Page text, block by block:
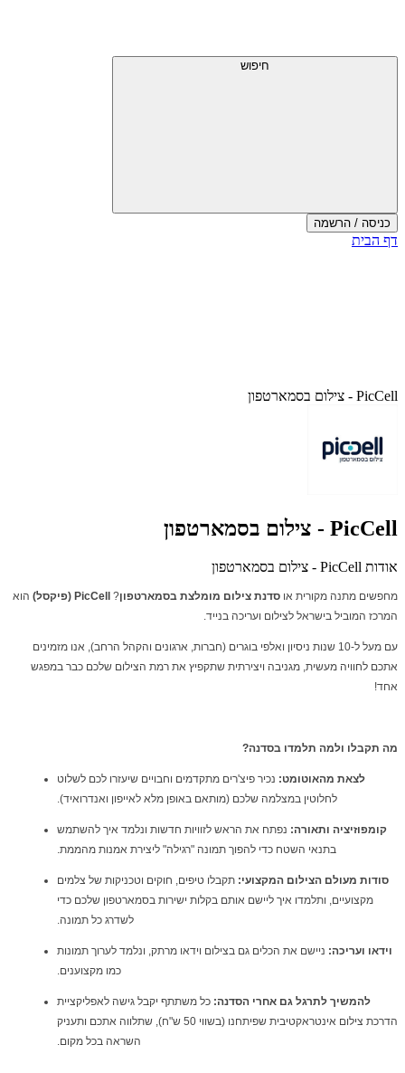
עליון
חיפוש
כניסה / הרשמה
סוף
דף הבית
PicCell - צילום בסמארטפון
PicCell - צילום בסמארטפון
אודות PicCell - צילום בסמארטפון
מחפשים מתנה מקורית או סדנת צילום מומלצת בסמארטפון? PicCell (פיקסל)
הוא
המרכז המוביל בישראל לצילום ועריכה בנייד.
עם מעל ל-10 שנות ניסיון ואלפי בוגרים (חברות, ארגונים והקהל הרחב), אנו מזמינים
אתכם לחוויה מעשית, מגניבה ויצירתית שתקפיץ את רמת הצילום שלכם כבר במפגש
אחד!
מה תקבלו ולמה תלמדו בסדנה?
לצאת מהאוטומט: נכיר פיצ'רים מתקדמים וחבויים שיעזרו לכם לשלוט
לחלוטין במצלמה שלכם (מותאם באופן מלא לאייפון ואנדרואיד).
קומפוזיציה ותאורה: נפתח את הראש לזוויות חדשות ונלמד איך להשתמש
בתנאי השטח כדי להפוך תמונה "רגילה" ליצירת אמנות מהממת.
סודות מעולם הצילום המקצועי: תקבלו טיפים, חוקים וטכניקות של צלמים
מקצועיים, ותלמדו איך ליישם אותם בקלות ישירות בסמארטפון שלכם כדי
לשדרג כל תמונה.
וידאו ועריכה: ניישם את הכלים גם בצילום וידאו מרתק, ונלמד לערוך תמונות
כמו מקצוענים.
להמשיך לתרגל גם אחרי הסדנה: כל משתתף יקבל גישה לאפליקציית
הדרכת צילום אינטראקטיבית שפיתחנו (בשווי 50 ש"ח), שתלווה אתכם ותעניק
השראה בכל מקום.